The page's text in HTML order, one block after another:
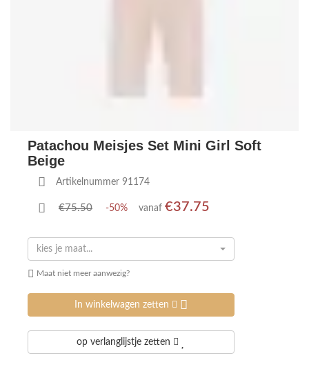
Patachou Meisjes Set Mini Girl Soft
Beige
Artikelnummer 91174
€75.50 -50% vanaf €37.75
kies je maat...
Maat niet meer aanwezig?
In winkelwagen zetten
op verlanglijstje zetten